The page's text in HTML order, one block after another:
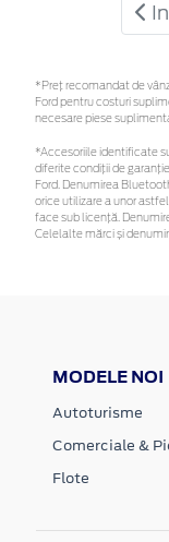
*Preţ recomandat de
Ford pentru costuri
necesare piese
*Accesoriile identificate
diferite condiții de
Ford. Denumirea
orice utilizare a unor
face sub licență.
Celelalte mărci și
MODELE NOI
Autoturisme
Comerciale &
Flote